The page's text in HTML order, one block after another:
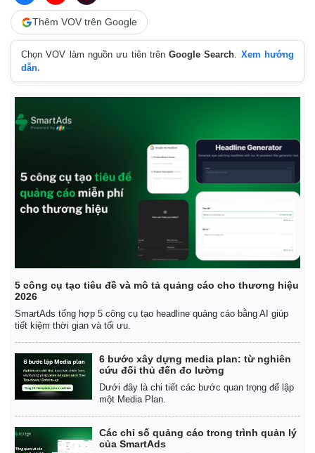
Thêm VOV trên Google
Chọn VOV làm nguồn ưu tiên trênGoogle Search. Xem hướng
dẫn.
5 công cụ tạo tiêu đề và mô tả quảng cáo cho thương hiệu
2026
SmartAds tổng hợp 5 công cụ tạo headline quảng cáo bằng AI giúp
tiết kiệm thời gian và tối ưu.
6 bước xây dựng media plan: từ nghiên
cứu đối thủ đến đo lường
Dưới đây là chi tiết các bước quan trọng để lập
một Media Plan.
Các chỉ số quảng cáo trong trình quản lý
của SmartAds